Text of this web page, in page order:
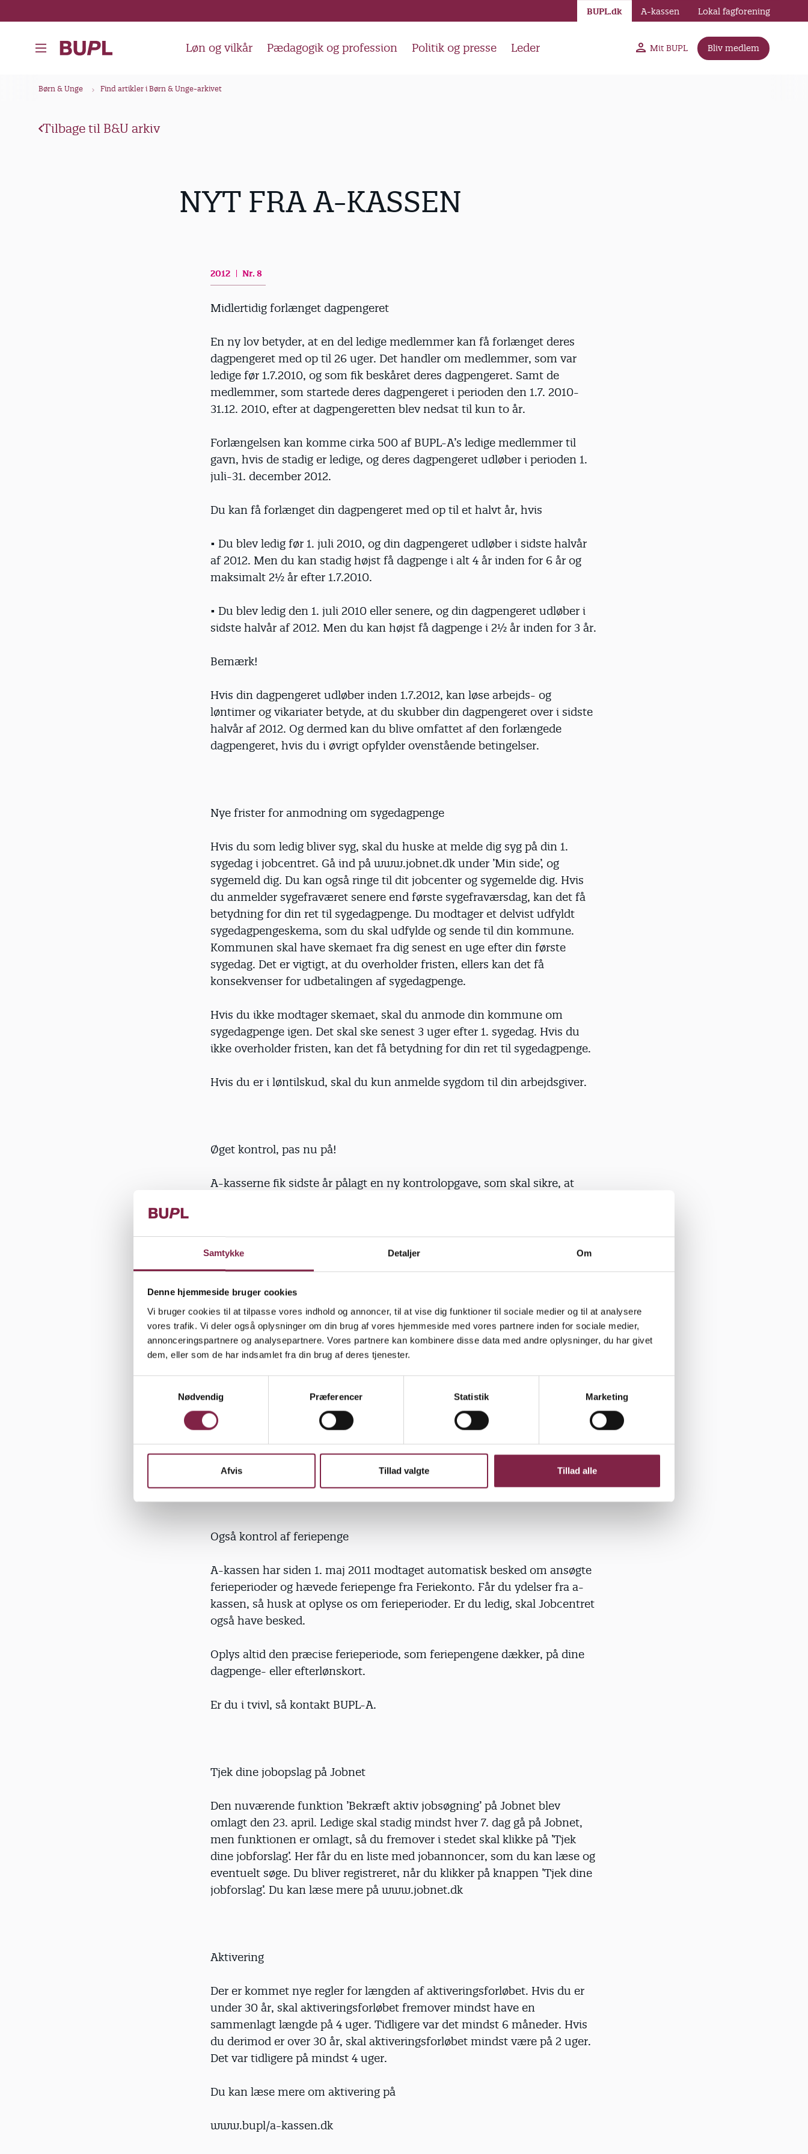
Samtykke Detaljer Om
Denne hjemmeside bruger cookies
Vi bruger cookies til at tilpasse vores indhold og annoncer, til at vise dig funktioner til sociale medier og til at analysere
vores trafik. Vi deler også oplysninger om din brug af vores hjemmeside med vores partnere inden for sociale medier,
annonceringspartnere og analysepartnere. Vores partnere kan kombinere disse data med andre oplysninger, du har givet
dem, eller som de har indsamlet fra din brug af deres tjenester.
v
Nødvendig Præferencer Statistik Marketing
Afvis Tillad valgte Tillad alle
å
Løn og vilkår Pædagogik og profession Politik og presse Leder Mit BUPL Bliv medlem
BUPL.dk A-kassen Lokal fagforening
Børn & Unge Find artikler i Børn & Unge-arkivet
Tilbage til B&U arkiv
NYT FRA A-KASSEN
2012 Nr. 8
Midlertidig forlænget dagpengeret
En ny lov betyder, at en del ledige medlemmer kan få forlænget deres
dagpengeret med op til 26 uger. Det handler om medlemmer, som var
ledige før 1.7.2010, og som fik beskåret deres dagpengeret. Samt de
medlemmer, som startede deres dagpengeret i perioden den 1.7. 2010-
31.12. 2010, efter at dagpengeretten blev nedsat til kun to år.
Forlængelsen kan komme cirka 500 af BUPL-A’s ledige medlemmer til
gavn, hvis de stadig er ledige, og deres dagpengeret udløber i perioden 1.
juli-31. december 2012.
Du kan få forlænget din dagpengeret med op til et halvt år, hvis
• Du blev ledig før 1. juli 2010, og din dagpengeret udløber i sidste halvår
af 2012. Men du kan stadig højst få dagpenge i alt 4 år inden for 6 år og
maksimalt 2½ år efter 1.7.2010.
• Du blev ledig den 1. juli 2010 eller senere, og din dagpengeret udløber i
sidste halvår af 2012. Men du kan højst få dagpenge i 2½ år inden for 3 år.
Bemærk!
Hvis din dagpengeret udløber inden 1.7.2012, kan løse arbejds- og
løntimer og vikariater betyde, at du skubber din dagpengeret over i sidste
halvår af 2012. Og dermed kan du blive omfattet af den forlængede
dagpengeret, hvis du i øvrigt opfylder ovenstående betingelser.
Nye frister for anmodning om sygedagpenge
Hvis du som ledig bliver syg, skal du huske at melde dig syg på din 1.
sygedag i jobcentret. Gå ind på www.jobnet.dk under ’Min side’, og
sygemeld dig. Du kan også ringe til dit jobcenter og sygemelde dig. Hvis
du anmelder sygefraværet senere end første sygefraværsdag, kan det få
betydning for din ret til sygedagpenge. Du modtager et delvist udfyldt
sygedagpengeskema, som du skal udfylde og sende til din kommune.
Kommunen skal have skemaet fra dig senest en uge efter din første
sygedag. Det er vigtigt, at du overholder fristen, ellers kan det få
konsekvenser for udbetalingen af sygedagpenge.
Hvis du ikke modtager skemaet, skal du anmode din kommune om
sygedagpenge igen. Det skal ske senest 3 uger efter 1. sygedag. Hvis du
ikke overholder fristen, kan det få betydning for din ret til sygedagpenge.
Hvis du er i løntilskud, skal du kun anmelde sygdom til din arbejdsgiver.
Øget kontrol, pas nu på!
A-kasserne fik sidste år pålagt en ny kontrolopgave, som skal sikre, at
en samkøring af udbetalinger fra a-kassen og medlemmernes
lønudbetalinger fra det centrale indkomstregister. Det er et register, som
alle arbejdsgivere skal indberette til hver måned.
Kontrollen har desværre vist, at der er medlemmer, som enten glemmer
eller sjusker med at oplyse antal løntimer på deres dagpengekort eller
efterlønskort. Og det koster dyrt.
også ske politianmeldelse.
om eventuelle løntimer fra deltidsjob, vikariater eller andet, når du
udfylder dit kort til a-kassen.
Også kontrol af feriepenge
A-kassen har siden 1. maj 2011 modtaget automatisk besked om ansøgte
ferieperioder og hævede feriepenge fra Feriekonto. Får du ydelser fra a-
kassen, så husk at oplyse os om ferieperioder. Er du ledig, skal Jobcentret
også have besked.
Oplys altid den præcise ferieperiode, som feriepengene dækker, på dine
dagpenge- eller efterlønskort.
Er du i tvivl, så kontakt BUPL-A.
Tjek dine jobopslag på Jobnet
Den nuværende funktion ’Bekræft aktiv jobsøgning’ på Jobnet blev
omlagt den 23. april. Ledige skal stadig mindst hver 7. dag gå på Jobnet,
men funktionen er omlagt, så du fremover i stedet skal klikke på ’Tjek
dine jobforslag’. Her får du en liste med job­annoncer, som du kan læse og
eventuelt søge. Du bliver registreret, når du klikker på knappen ’Tjek dine
jobforslag’. Du kan læse mere på www.jobnet.dk
Aktivering
Der er kommet nye regler for længden af aktiveringsforløbet. Hvis du er
under 30 år, skal aktiveringsforløbet fremover mindst have en
sammenlagt længde på 4 uger. Tidligere var det mindst 6 måneder. Hvis
du derimod er over 30 år, skal aktiveringsforløbet mindst være på 2 uger.
Det var tidligere på mindst 4 uger.
Du kan læse mere om aktivering på
www.bupl/a-kassen.dk